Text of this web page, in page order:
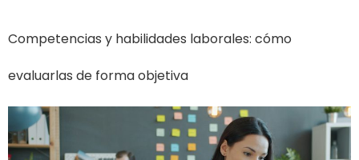
Competencias y habilidades laborales: cómo
evaluarlas de forma objetiva